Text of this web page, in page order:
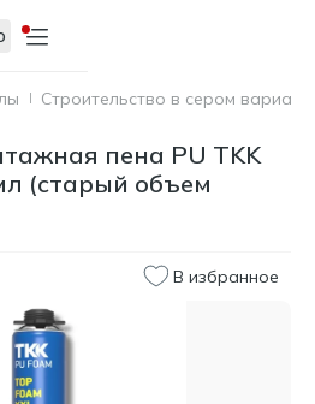
Строительство в сером
пена PU TKK
(старый объем
В избранное